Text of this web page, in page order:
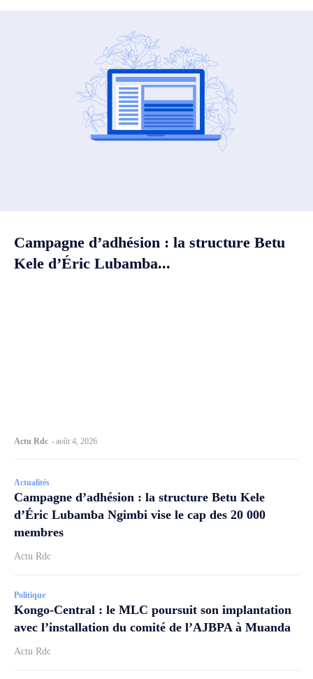
Campagne d’adhésion : la structure Betu
Kele d’Éric Lubamba...
Actu Rdc -août 4, 2026
Actualités
Campagne d’adhésion : la structure Betu Kele
d’Éric Lubamba Ngimbi vise le cap des 20 000
membres
Actu Rdc
Politique
Kongo-Central : le MLC poursuit son implantation
avec l’installation du comité de l’AJBPA à Muanda
Actu Rdc